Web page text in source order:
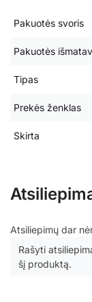
Pakuotės svoris
Pakuotės
Tipas
Prekės ženklas
Skirta
Atsiliepimų dar
Rašyti
šį produktą.